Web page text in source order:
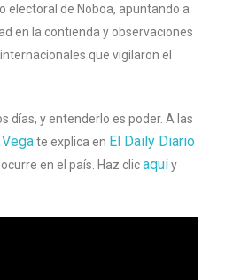
electoral de Noboa, apuntando a
en la contienda y observaciones
que vigilaron el
días, y entenderlo es poder. A las
te explica en El Daily Diario
en el país. Haz clicaquíy